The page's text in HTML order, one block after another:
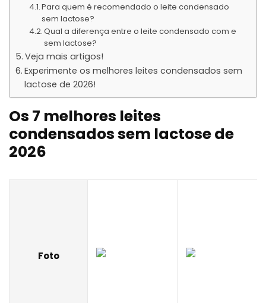
Para quem é recomendado o leite condensado
sem lactose?
Qual a diferença entre o leite condensado com e
sem lactose?
Veja mais artigos!
Experimente os melhores leites condensados sem
lactose de 2026!
Os 7 melhores leites
condensados sem lactose de
2026
Foto